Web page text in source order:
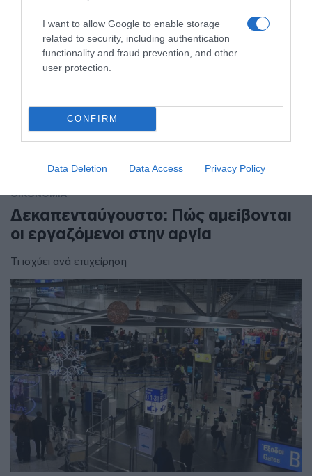
I want to allow Google to enable storage
related to security, including authentication
functionality and fraud prevention, and other
user protection.
CONFIRM
Data Deletion Data Access Privacy Policy
ΟΙΚΟΝΟΜΙΑ
Δεκαπενταύγουστο: Πώς αμείβονται
οι εργαζόμενοι στην αργία
Τι ισχύει ανά επιχείρηση